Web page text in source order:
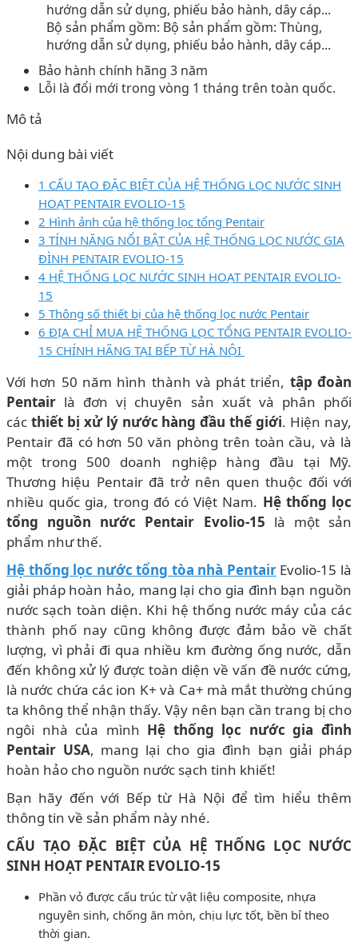
Bộ sản phẩm gồm: Bộ sản phẩm gồm: Thùng,
hướng dẫn sử dụng, phiếu bảo hành, dây cáp...
Bảo hành chính hãng 3 năm
Lỗi là đổi mới trong vòng 1 tháng trên toàn quốc.
Mô tả
Nội dung bài viết
1 CẤU TẠO ĐẶC BIỆT CỦA HỆ THỐNG LỌC NƯỚC SINH
HOẠT PENTAIR EVOLIO-15
2 Hình ảnh của hệ thống lọc tổng Pentair
3 TÍNH NĂNG NỔI BẬT CỦA HỆ THỐNG LỌC NƯỚC GIA
ĐÌNH PENTAIR EVOLIO-15
4 HỆ THỐNG LỌC NƯỚC SINH HOẠT PENTAIR EVOLIO-
15
5 Thông số thiết bị của hệ thống lọc nước Pentair
6 ĐỊA CHỈ MUA HỆ THỐNG LỌC TỔNG PENTAIR EVOLIO-
15 CHÍNH HÃNG TẠI BẾP TỪ HÀ NỘI
Với hơn 50 năm hình thành và phát triển, tập đoàn
Pentair là đơn vị chuyên sản xuất và phân phối
các thiết bị xử lý nước hàng đầu thế giới. Hiện nay,
Pentair đã có hơn 50 văn phòng trên toàn cầu, và là
một trong 500 doanh nghiệp hàng đầu tại Mỹ.
Thương hiệu Pentair đã trở nên quen thuộc đối với
nhiều quốc gia, trong đó có Việt Nam. Hệ thống lọc
tổng nguồn nước Pentair Evolio-15 là một sản
phẩm như thế.
Hệ thống lọc nước tổng tòa nhà PentairEvolio-15 là
giải pháp hoàn hảo, mang lại cho gia đình bạn nguồn
nước sạch toàn diện. Khi hệ thống nước máy của các
thành phố nay cũng không được đảm bảo về chất
lượng, vì phải đi qua nhiều km đường ống nước, dẫn
đến không xử lý được toàn diện về vấn đề nước cứng,
là nước chứa các ion K+ và Ca+ mà mắt thường chúng
ta không thể nhận thấy. Vậy nên bạn cần trang bị cho
ngôi nhà của mình Hệ thống lọc nước gia đình
Pentair USA, mang lại cho gia đình bạn giải pháp
hoàn hảo cho nguồn nước sạch tinh khiết!
Bạn hãy đến với Bếp từ Hà Nội để tìm hiểu thêm
thông tin về sản phẩm này nhé.
CẤU TẠO ĐẶC BIỆT CỦA HỆ THỐNG LỌC NƯỚC
SINH HOẠT PENTAIR EVOLIO-15
Phần vỏ được cấu trúc từ vật liệu composite, nhựa
nguyên sinh, chống ăn mòn, chịu lực tốt, bền bỉ theo
thời gian.